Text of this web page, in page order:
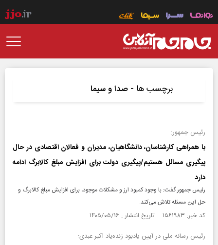
برچسب ها - صدا و سیما
رئیس جمهور:
با همراهی کارشناسان، دانشگاهیان، مدیران و فعالان اقتصادی در حال
پیگیری مسائل هستیم/پیگیری دولت برای افزایش مبلغ کالابرگ ادامه
دارد
رئیس جمهور گفت: با وجود کمبود ارز و مشکلات موجود، برای افزایش مبلغ کالابرگ و
حل این مسئله تلاش می‌کند.
کد خبر: ۱۵۶۱۹۸۳ تاریخ انتشار : ۱۴۰۵/۰۵/۱۶
رئیس رسانه ملی در آیین یادبود زنده‌یاد اکبر عبدی: